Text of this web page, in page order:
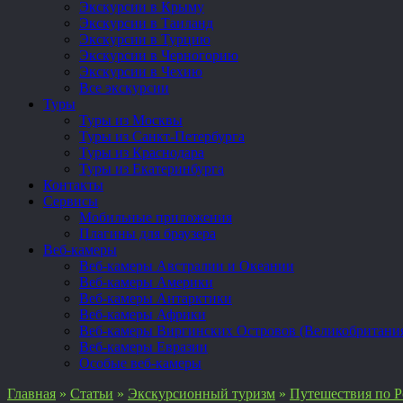
Экскурсии в Крыму
Экскурсии в Таиланд
Экскурсии в Турцию
Экскурсии в Черногорию
Экскурсии в Чехию
Все экскурсии
Туры
Туры из Москвы
Туры из Санкт-Петербурга
Туры из Краснодара
Туры из Екатеринбурга
Контакты
Сервисы
Мобильные приложения
Плагины для браузера
Веб-камеры
Веб-камеры Австралии и Океании
Веб-камеры Америки
Веб-камеры Антарктики
Веб-камеры Африки
Веб-камеры Виргинских Островов
Веб-камеры Евразии
Особые веб-камеры
Главная » Статьи » Экскурсионный туризм » Путешествия по